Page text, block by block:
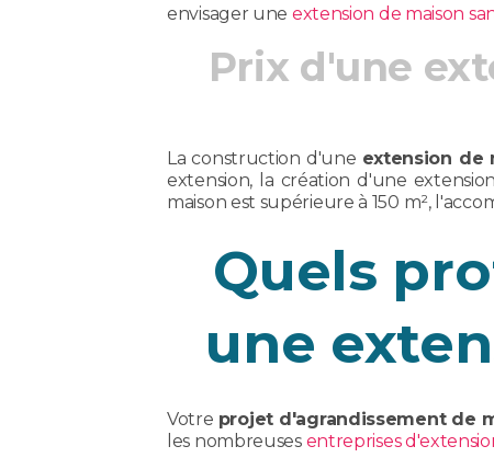
envisager une extension de maison
Prix d'une
La construction d'une extension de
extension, la création d'une
maison est supérieure à 150 m²,
Quels
une
Votre projet d'agrandissement de
les nombreuses entreprises